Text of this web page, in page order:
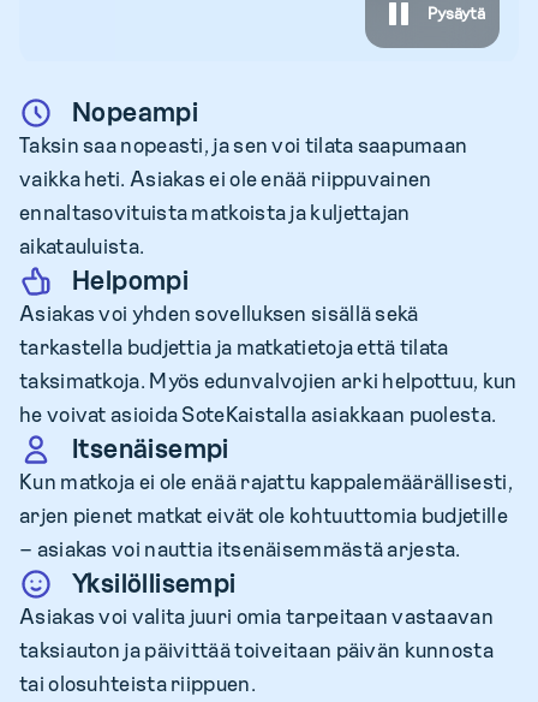
Pysäytä
Nopeampi
Taksin saa nopeasti, ja sen voi tilata saapumaan
vaikka heti. Asiakas ei ole enää riippuvainen
ennaltasovituista matkoista ja kuljettajan
aikatauluista.
Helpompi
Asiakas voi yhden sovelluksen sisällä sekä
tarkastella budjettia ja matkatietoja että tilata
taksimatkoja. Myös edunvalvojien arki helpottuu, kun
he voivat asioida SoteKaistalla asiakkaan puolesta.
Itsenäisempi
Kun matkoja ei ole enää rajattu kappalemäärällisesti,
arjen pienet matkat eivät ole kohtuuttomia budjetille
– asiakas voi nauttia itsenäisemmästä arjesta.
Yksilöllisempi
Asiakas voi valita juuri omia tarpeitaan vastaavan
taksiauton ja päivittää toiveitaan päivän kunnosta
tai olosuhteista riippuen.